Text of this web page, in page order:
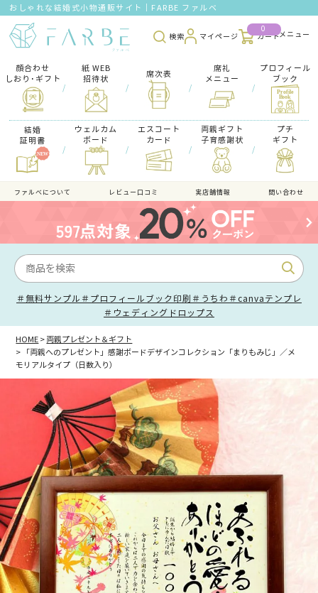
おしゃれな結婚式小物通販サイト｜FARBE ファルベ
検索 マイページ
0
カート
顔合わせ
しおり･ギフト
/
紙 WEB
招待状
/
席次表
/
席礼
メニュー
/
プロフィール
ブック
結婚
証明書
/
ウェルカム
ボード
/
エスコート
カード
/
両親ギフト
子育感謝状
/
プチ
ギフト
ファルべについて レビュー口コミ 実店舗情報 問い合わせ
＃無料サンプル ＃プロフィールブック印刷 ＃うちわ ＃canvaテンプレ
＃ウェディングドロップス
HOME
両親プレゼント＆ギフト
「両親へのプレゼント」感謝ボードデザインコレクション「まりもみじ」／メ
モリアルタイプ（日数入り）